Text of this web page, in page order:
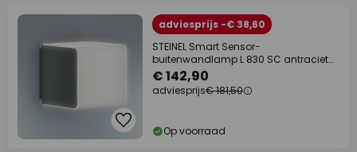
adviesprijs -€ 38,60
STEINEL Smart Sensor-
buitenwandlamp L 830 SC antraciet
IP44
€ 142,90
adviesprijs€ 181,50
Op voorraad